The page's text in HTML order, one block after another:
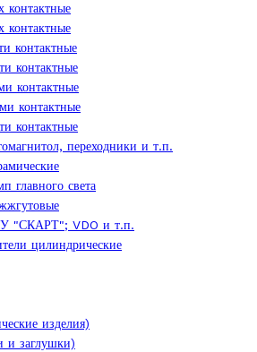
контактные
контактные
контактные
контактные
контактные
контактные
контактные
переходники и т.п.
главного света
"СКАРТ"; VDO и т.п.
цилиндрические
изделия)
и заглушки)